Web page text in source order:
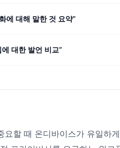
에 대해 말한 것 요약”
대한 발언 비교”
요할 때 온디바이스가 유일하